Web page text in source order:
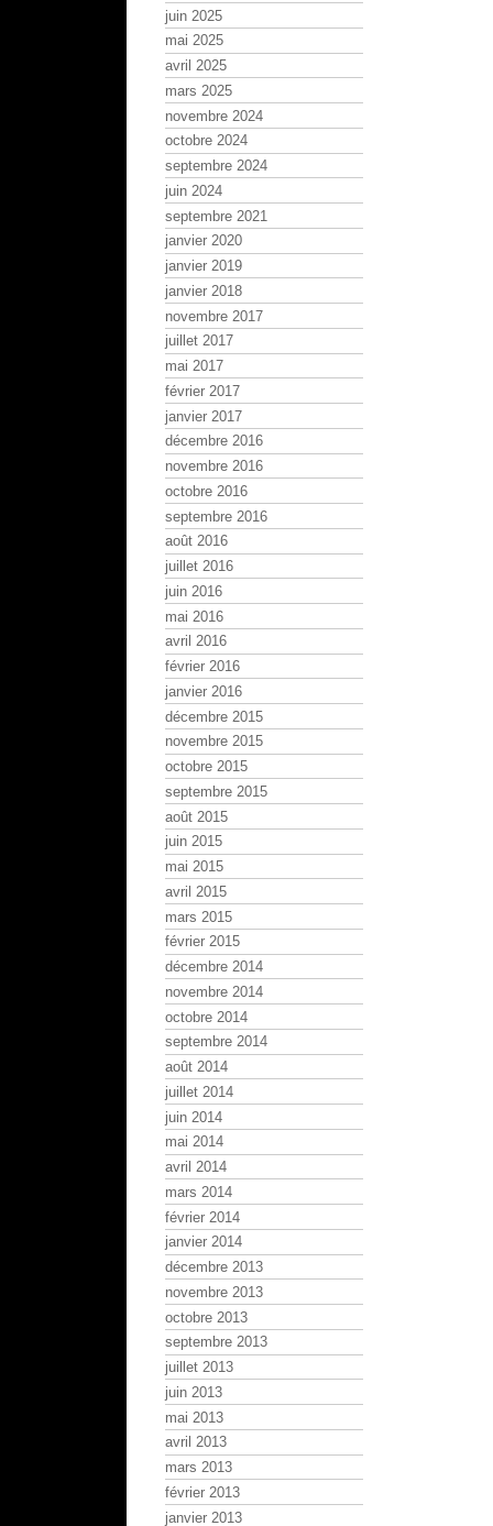
juin 2025
mai 2025
avril 2025
mars 2025
novembre 2024
octobre 2024
septembre 2024
juin 2024
septembre 2021
janvier 2020
janvier 2019
janvier 2018
novembre 2017
juillet 2017
mai 2017
février 2017
janvier 2017
décembre 2016
novembre 2016
octobre 2016
septembre 2016
août 2016
juillet 2016
juin 2016
mai 2016
avril 2016
février 2016
janvier 2016
décembre 2015
novembre 2015
octobre 2015
septembre 2015
août 2015
juin 2015
mai 2015
avril 2015
mars 2015
février 2015
décembre 2014
novembre 2014
octobre 2014
septembre 2014
août 2014
juillet 2014
juin 2014
mai 2014
avril 2014
mars 2014
février 2014
janvier 2014
décembre 2013
novembre 2013
octobre 2013
septembre 2013
juillet 2013
juin 2013
mai 2013
avril 2013
mars 2013
février 2013
janvier 2013